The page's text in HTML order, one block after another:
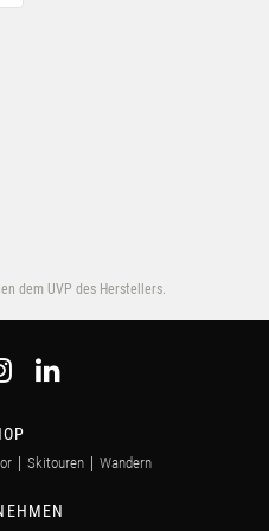
haben.
dem UVP des Herstellers.
Skitouren Wandern